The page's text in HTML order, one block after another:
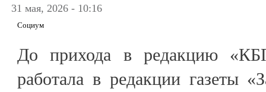
31 мая, 2026 - 10:16
Социум
До прихода в редакцию
работала в редакции газеты